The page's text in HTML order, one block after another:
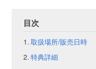
目次
取扱場所/販売日時
特典詳細
お問い合わせ